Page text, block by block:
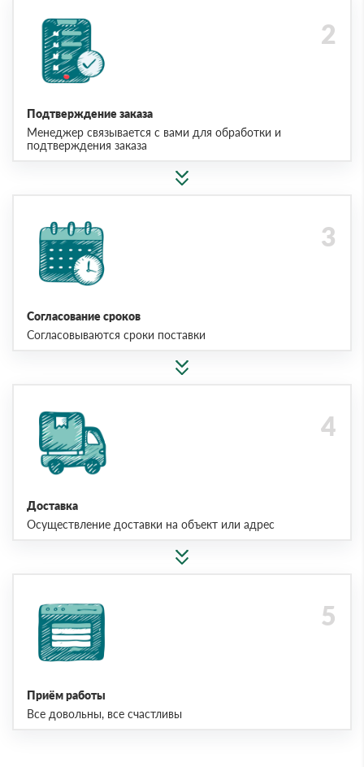
Подтверждение заказа
Менеджер связывается с вами для обработки и
подтверждения заказа
Согласование сроков
Согласовываются сроки поставки
Доставка
Осуществление доставки на объект или адрес
Приём работы
Все довольны, все счастливы